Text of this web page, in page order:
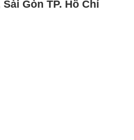
Gòn TP. Hồ Chí